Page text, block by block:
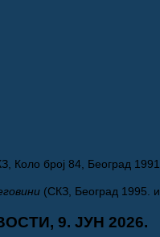
Коло број 84, Београд
(СКЗ, Београд 1995.
9. ЈУН 2026.